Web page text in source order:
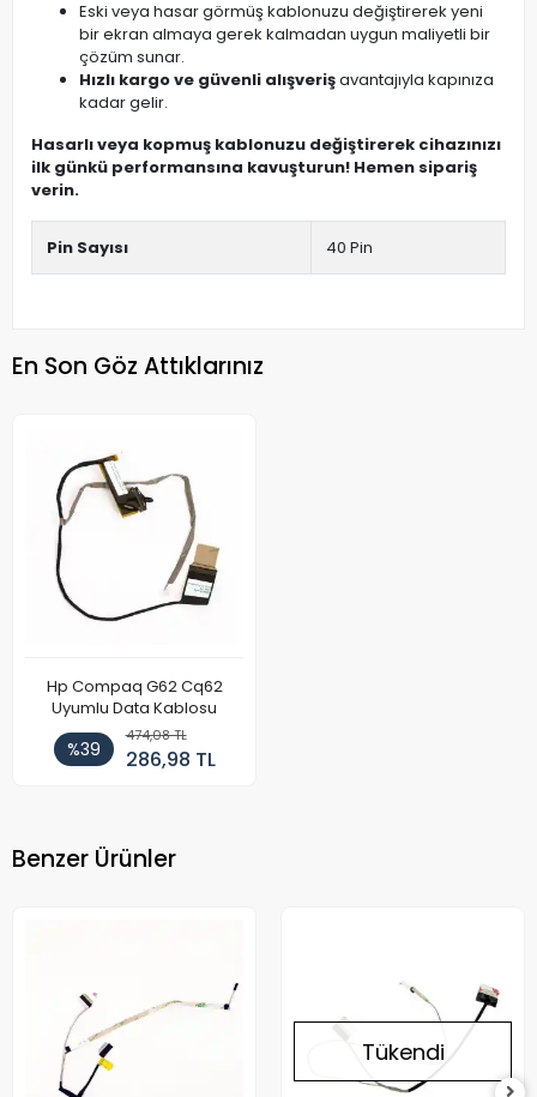
Eski veya hasar görmüş kablonuzu değiştirerek yeni
bir ekran almaya gerek kalmadan uygun maliyetli bir
çözüm sunar.
Hızlı kargo ve güvenli alışverişavantajıyla kapınıza
kadar gelir.
Hasarlı veya kopmuş kablonuzu değiştirerek cihazınızı
ilk günkü performansına kavuşturun! Hemen sipariş
verin.
Pin Sayısı 40 Pin
En Son Göz Attıklarınız
Hp Compaq G62 Cq62
Uyumlu Data Kablosu
%39
474,08 TL
286,98 TL
Benzer Ürünler
Tükendi